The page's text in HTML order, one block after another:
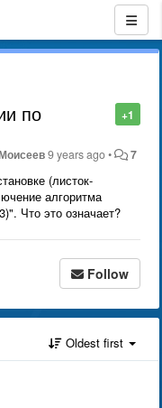
+1
по
9 years ago• 7
(листок-
алгоритма
Что это означает?
Follow
Oldest first